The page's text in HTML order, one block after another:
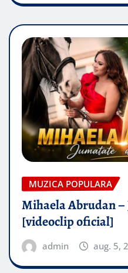
MUZICA POPULARA
Mihaela Abrudan
[videoclip oficial]
admin aug. 5,